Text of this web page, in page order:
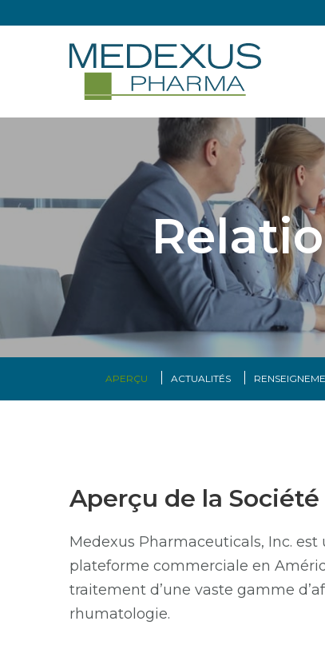
APERÇU ACTUALITÉS
Aperçu de la Société
Medexus Pharmaceuticals, Inc.
plateforme commerciale en
traitement d’une vaste gamme
rhumatologie.